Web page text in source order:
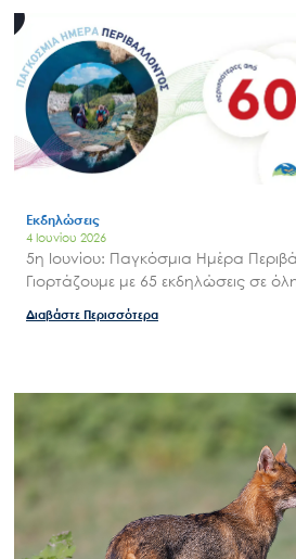
Εκδηλώσεις
4 Ιουνίου 2026
5η Ιουνίου: Παγκόσμια Ημέρα
Γιορτάζουμε με 65 εκδηλώσεις σε
Διαβάστε Περισσότερα